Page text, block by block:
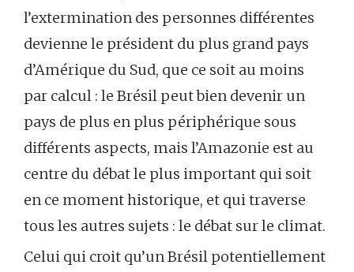
l’extermination des personnes différentes
devienne le président du plus grand pays
d’Amérique du Sud, que ce soit au moins
par calcul : le Brésil peut bien devenir un
pays de plus en plus périphérique sous
différents aspects, mais l’Amazonie est au
centre du débat le plus important qui soit
en ce moment historique, et qui traverse
tous les autres sujets : le débat sur le climat.
Celui qui croit qu’un Brésil potentiellement